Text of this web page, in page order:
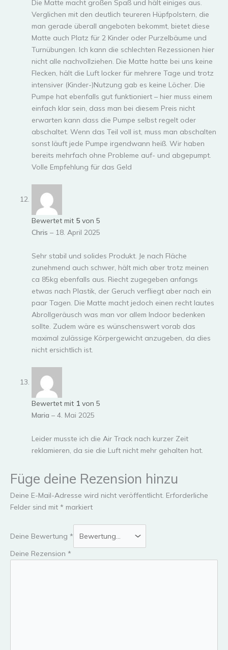
Die Matte macht großen Spaß und hält einiges aus.
Verglichen mit den deutlich teureren Hüpfpolstern, die
man gerade überall angeboten bekommt, bietet diese
Matte auch Platz für 2 Kinder oder Purzelbäume und
Turnübungen. Ich kann die schlechten Rezessionen hier
nicht alle nachvollziehen. Die Matte hatte bei uns keine
Flecken, hält die Luft locker für mehrere Tage und trotz
intensiver (Kinder-)Nutzung gab es keine Löcher. Die
Pumpe hat ebenfalls gut funktioniert – hier muss einem
einfach klar sein, dass man bei diesem Preis nicht
erwarten kann dass die Pumpe selbst regelt oder
abschaltet. Wenn das Teil voll ist, muss man abschalten
sonst läuft jede Pumpe irgendwann heiß. Wir haben
bereits mehrfach ohne Probleme auf- und abgepumpt.
Volle Empfehlung für das Geld
Bewertet mit 5 von 5
Chris – 18. April 2025
Sehr stabil und solides Produkt. Je nach Fläche
zunehmend auch schwer, hält mich aber trotz meinen
ca 85kg ebenfalls aus. Riecht zugegeben anfangs
etwas nach Plastik, der Geruch verfliegt aber nach ein
paar Tagen. Die Matte macht jedoch einen recht lautes
Abrollgeräusch was man vor allem Indoor bedenken
sollte. Zudem wäre es wünschenswert vorab das
maximal zulässige Körpergewicht anzugeben, da dies
nicht ersichtlich ist.
Bewertet mit 1 von 5
Maria – 4. Mai 2025
Leider musste ich die Air Track nach kurzer Zeit
reklamieren, da sie die Luft nicht mehr gehalten hat.
Füge deine Rezension hinzu
Deine E-Mail-Adresse wird nicht veröffentlicht. Erforderliche
Felder sind mit * markiert
Deine Bewertung *
Deine Rezension *